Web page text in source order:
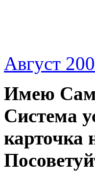
Август
Имею
Система
карточка